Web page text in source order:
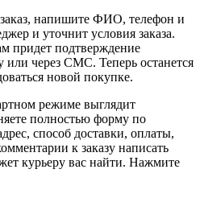
напишите ФИО, телефон и
и уточнит условия заказа.
придет подтверждение
или через СМС. Теперь останется
новой покупке.
режиме выглядит
полностью форму по
способ доставки, оплаты,
к заказу написать
курьеру вас найти. Нажмите